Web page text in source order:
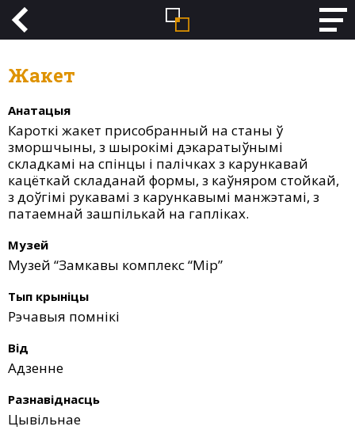
Жакет
Анатацыя
Кароткі жакет присобранный на станы ў
зморшчыны, з шырокімі дэкаратыўнымі
складкамі на спінцы і палічках з карункавай
кацёткай складанай формы, з каўняром стойкай,
з доўгімі рукавамі з карункавымі манжэтамі, з
патаемнай зашпількай на гапліках.
Музей
Музей “Замкавы комплекс “Мір”
Тып крыніцы
Рэчавыя помнікі
Від
Адзенне
Разнавіднасць
Цывільнае